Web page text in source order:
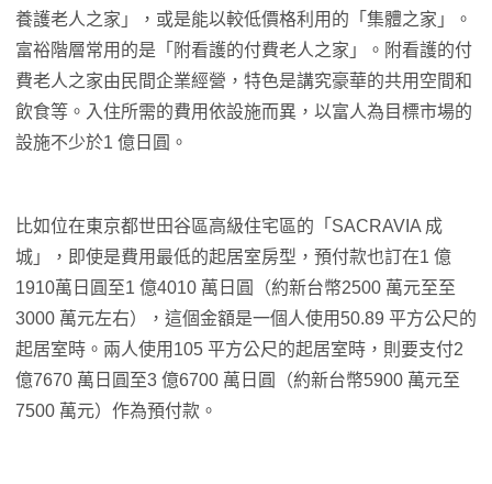
養護老人之家」，或是能以較低價格利用的「集體之家」。
富裕階層常用的是「附看護的付費老人之家」。附看護的付
費老人之家由民間企業經營，特色是講究豪華的共用空間和
飲食等。入住所需的費用依設施而異，以富人為目標市場的
設施不少於1 億日圓。
比如位在東京都世田谷區高級住宅區的「SACRAVIA 成
城」，即使是費用最低的起居室房型，預付款也訂在1 億
1910萬日圓至1 億4010 萬日圓（約新台幣2500 萬元至至
3000 萬元左右），這個金額是一個人使用50.89 平方公尺的
起居室時。兩人使用105 平方公尺的起居室時，則要支付2
億7670 萬日圓至3 億6700 萬日圓（約新台幣5900 萬元至
7500 萬元）作為預付款。